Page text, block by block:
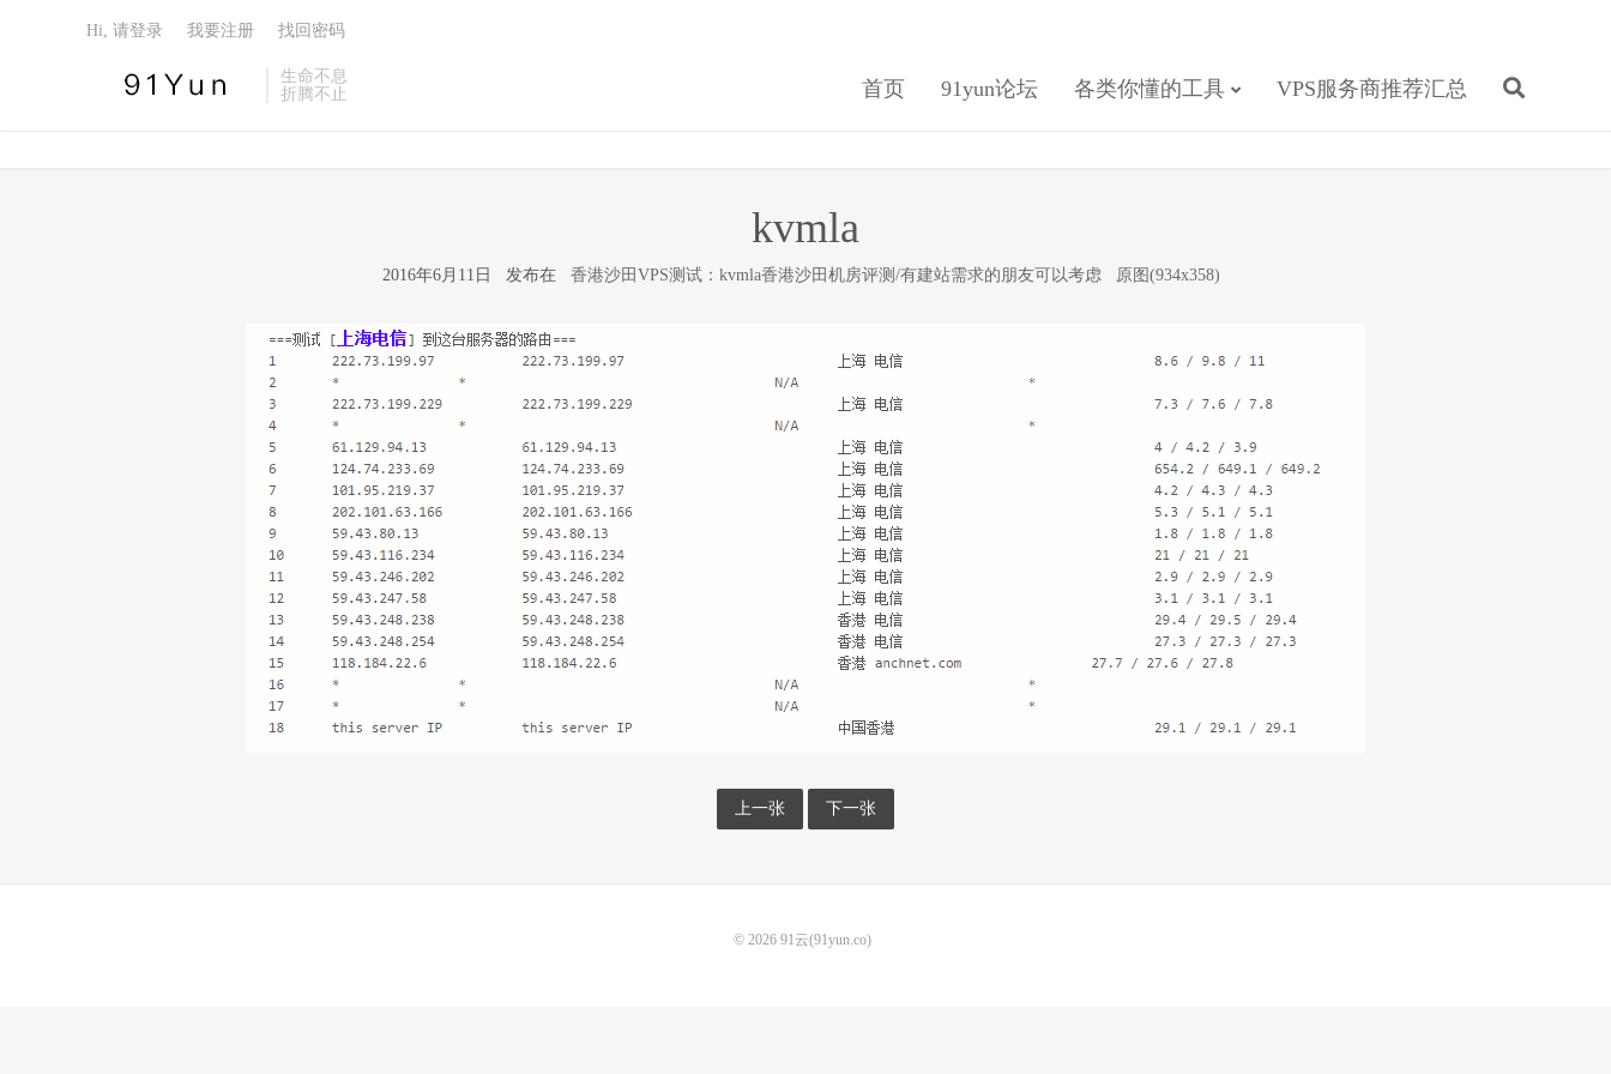
生命不息
折腾不止
首页 91yun论坛 各类你懂的工具 VPS服务商推荐汇总
Hi, 请登录 我要注册 找回密码
kvmla
2016年6月11日 发布在 香港沙田VPS测试：kvmla香港沙田机房评测/有建站需求的朋友可以考虑 原图(934x358)
上一张 下一张
© 2026 91云(91yun.co)